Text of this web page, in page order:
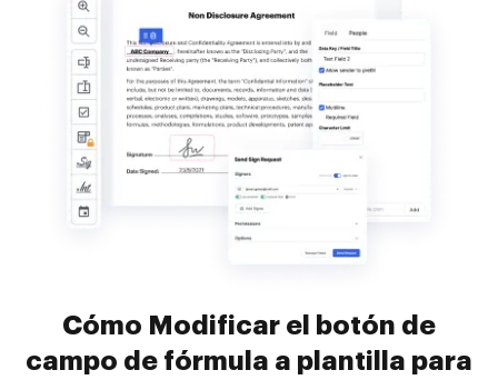
Cómo Modificar el botón de
campo de fórmula a plantilla para